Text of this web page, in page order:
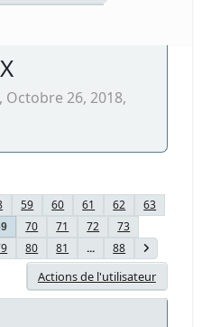
26, 2018,
59 60 61 62
63
70 71 72
73
80 81 ... 88
Actions de l'utilisateur